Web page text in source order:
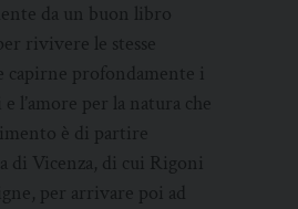
da un buon libro
rivivere le stesse
capirne profondamente i
l’amore per la natura che
è di partire
di Vicenza, di cui Rigoni
per arrivare poi ad